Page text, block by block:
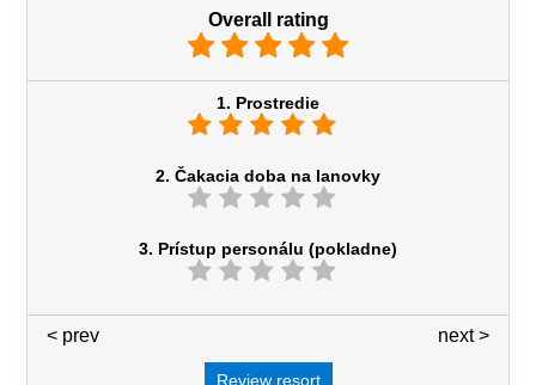
Overall rating
1. Prostredie
2. Čakacia doba na lanovky
3. Prístup personálu (pokladne)
next >
< prev
Review resort